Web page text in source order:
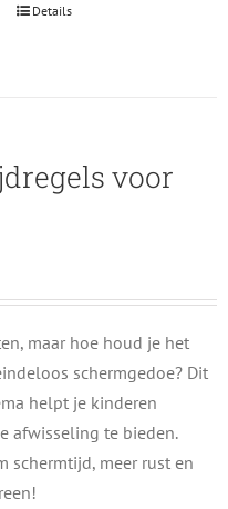
Details
voor
maar hoe houd je het
schermgedoe? Dit
helpt je kinderen
afwisseling te bieden.
schermtijd, meer rust en